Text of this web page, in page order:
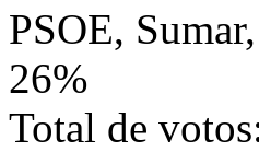
PSOE,
26%
Total de